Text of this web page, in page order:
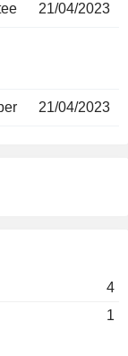
21/04/2023
21/04/2023
4
1